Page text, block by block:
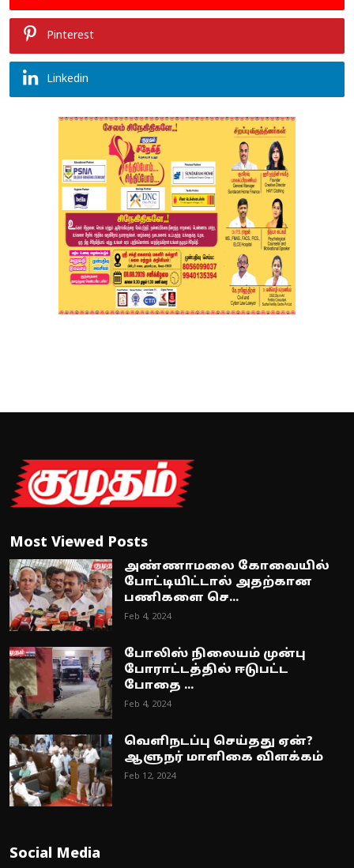
Pinterest
Linkedin
Most Viewed Posts
அண்ணாமலை கோவையில்
போட்டியிட்டால் அதற்கான
பணிகளை செ...
Feb 4, 2024
போலிஸ் நிலையம் முன்பு
போராட்டத்தில் ஈடுபட்ட
போதை ...
Feb 4, 2024
வெளிநடப்பு செய்தது ஏன்?
ஆளுநர் மாளிகை விளக்கம்
Feb 12, 2024
Social Media